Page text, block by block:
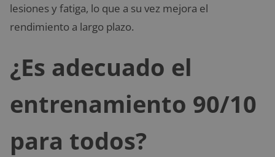
lesiones y fatiga, lo que a su vez mejora el
rendimiento a largo plazo.
¿Es adecuado el
entrenamiento 90/10
para todos?